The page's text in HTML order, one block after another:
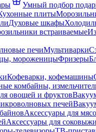
Умный подбор
плиты
Духовые шкафы
встраиваемые
печиМультиварки
мороженицыФризеры
Кофеварки, кофемашины
комбайны,
овощей и фруктов
печей
Аксессуары для
Аксессуары для